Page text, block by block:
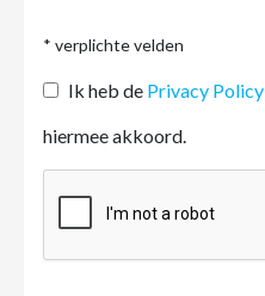
* verplichte velden
Ik heb de Privacy Policy
hiermee akkoord.